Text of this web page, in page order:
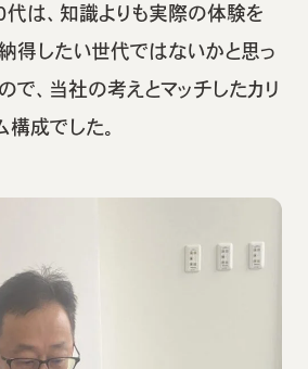
は、知識よりも実際の体験を
得したい世代ではないかと思っ
で、当社の考えとマッチしたカリ
構成でした。